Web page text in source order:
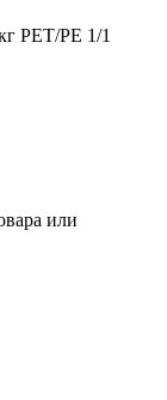
РЕТ/PE 1/1
или